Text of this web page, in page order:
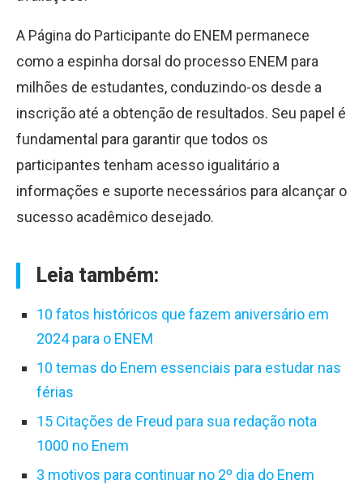
A Página do Participante do ENEM permanece
como a espinha dorsal do processo ENEM para
milhões de estudantes, conduzindo-os desde a
inscrição até a obtenção de resultados. Seu papel é
fundamental para garantir que todos os
participantes tenham acesso igualitário a
informações e suporte necessários para alcançar o
sucesso acadêmico desejado.
Leia também:
10 fatos históricos que fazem aniversário em
2024 para o ENEM
10 temas do Enem essenciais para estudar nas
férias
15 Citações de Freud para sua redação nota
1000 no Enem
3 motivos para continuar no 2º dia do Enem